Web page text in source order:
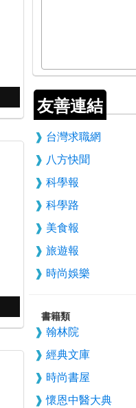
友善連結
台灣求職網
八方快聞
科學報
科學路
美食報
旅遊報
時尚娛樂
書籍類
翰林院
經典文庫
時尚書屋
懷恩中醫大典